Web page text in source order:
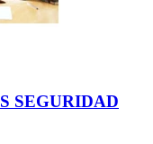
SEGURIDAD